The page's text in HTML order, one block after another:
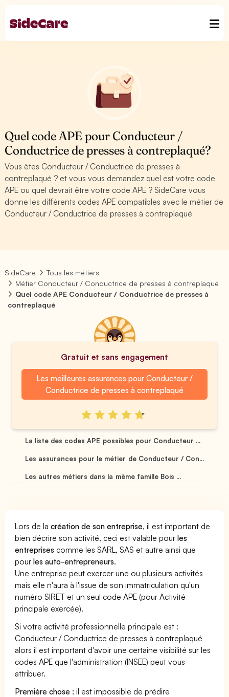
Quel code APE pour Conducteur /
Conductrice de presses à contreplaqué?
Vous êtes Conducteur / Conductrice de presses à
contreplaqué ? et vous vous demandez quel est votre code
APE ou quel devrait être votre code APE ? SideCare vous
donne les différents codes APE compatibles avec le métier de
Conducteur / Conductrice de presses à contreplaqué
SideCare
Tous les métiers
Métier Conducteur / Conductrice de presses à contreplaqué
Quel code APE Conducteur / Conductrice de presses à
contreplaqué
Gratuit et sans engagement
Les meilleures assurances pour Conducteur /
Conductrice de presses à contreplaqué
La liste des codes APE possibles pour Conducteur ...
Les assurances pour le métier de Conducteur / Con...
Les autres métiers dans la même famille Bois ...
Lors de lacréation de son entreprise, il est important de
bien décrire son activité, ceci est valable pourles
entreprises comme les SARL, SAS et autre ainsi que
pourles auto-entrepreneurs.
Une entreprise peut exercer une ou plusieurs activités
mais elle n'aura à l'issue de son immatriculation qu'un
numéro SIRET et un seul code APE (pour Activité
principale exercée).
Si votre activité professionnelle principale est :
Conducteur / Conductrice de presses à contreplaqué
alors il est important d'avoir une certaine visibilité sur les
codes APE que l'administration (INSEE) peut vous
attribuer.
Première chose : il est impossible de prédire